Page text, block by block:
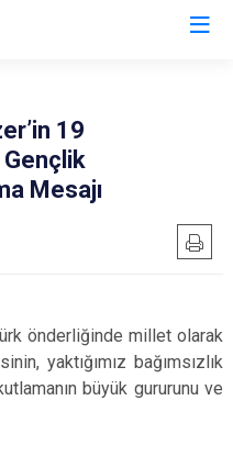
19
Gençlik
Mesajı
önderliğinde millet olarak
yaktığımız bağımsızlık
büyük gururunu ve